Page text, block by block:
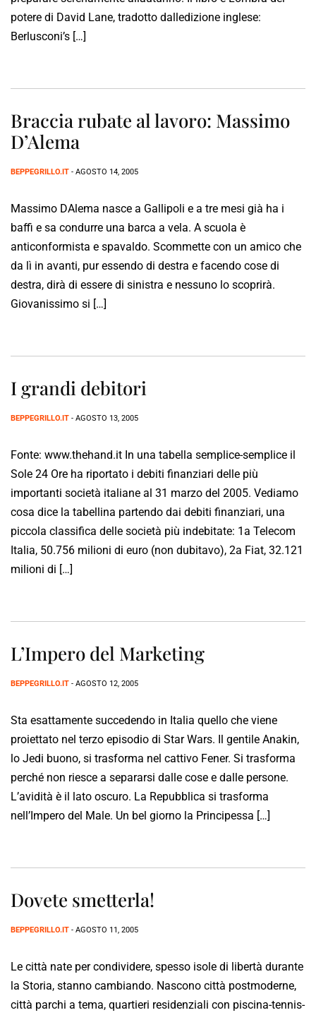
potere di David Lane, tradotto dalledizione inglese:
Berlusconi’s […]
Braccia rubate al lavoro: Massimo
D’Alema
BEPPEGRILLO.IT - AGOSTO 14, 2005
Massimo DAlema nasce a Gallipoli e a tre mesi già ha i
baffi e sa condurre una barca a vela. A scuola è
anticonformista e spavaldo. Scommette con un amico che
da lì in avanti, pur essendo di destra e facendo cose di
destra, dirà di essere di sinistra e nessuno lo scoprirà.
Giovanissimo si […]
I grandi debitori
BEPPEGRILLO.IT - AGOSTO 13, 2005
Fonte: www.thehand.it In una tabella semplice-semplice il
Sole 24 Ore ha riportato i debiti finanziari delle più
importanti società italiane al 31 marzo del 2005. Vediamo
cosa dice la tabellina partendo dai debiti finanziari, una
piccola classifica delle società più indebitate: 1a Telecom
Italia, 50.756 milioni di euro (non dubitavo), 2a Fiat, 32.121
milioni di […]
L’Impero del Marketing
BEPPEGRILLO.IT - AGOSTO 12, 2005
Sta esattamente succedendo in Italia quello che viene
proiettato nel terzo episodio di Star Wars. Il gentile Anakin,
lo Jedi buono, si trasforma nel cattivo Fener. Si trasforma
perché non riesce a separarsi dalle cose e dalle persone.
L’avidità è il lato oscuro. La Repubblica si trasforma
nell’Impero del Male. Un bel giorno la Principessa […]
Dovete smetterla!
BEPPEGRILLO.IT - AGOSTO 11, 2005
Le città nate per condividere, spesso isole di libertà durante
la Storia, stanno cambiando. Nascono città postmoderne,
città parchi a tema, quartieri residenziali con piscina-tennis-